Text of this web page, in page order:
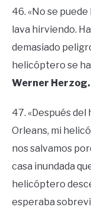
46. «No se
lava hirviendo.
demasiado
helicóptero se
Werner Herzog.
47. «Después
Orleans, mi
nos salvamos
casa inundada
helicóptero
esperaba